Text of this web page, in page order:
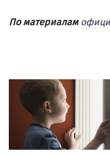
По материалам